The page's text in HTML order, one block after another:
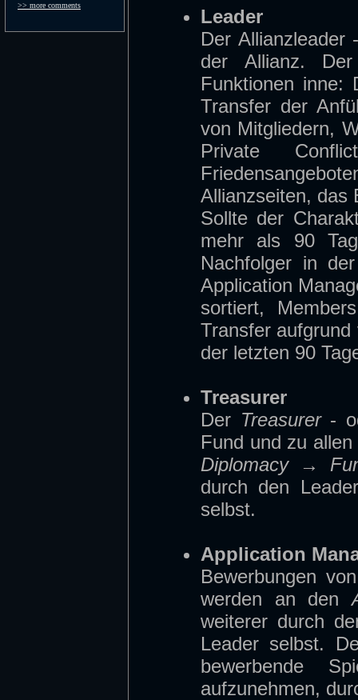
>> more comments
Leader
Der
der Allianz.
Funktionen inne:
Transfer der
von Mitgliedern,
Private
Allianzseiten, das
Sollte der
mehr als 90
Nachfolger in
Application
sortiert,
Transfer
der letzten 90
Treasurer
Der Treasurer-
Fund und zu
Diplomacy →
durch den
selbst.
Application
Bewerbungen
werden an den
weiterer durch
Leader selbst.
bewerbende
aufzunehmen,